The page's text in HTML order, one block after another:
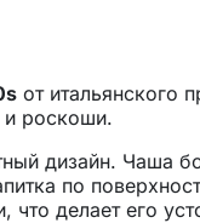
от итальянского
и роскоши.
дизайн. Чаша
по
делает его